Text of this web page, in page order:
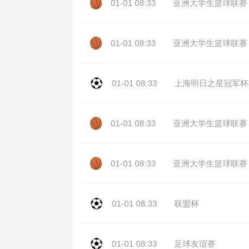
01-01 08:33 亚洲大学生篮球联赛
01-01 08:33 亚洲大学生篮球联赛
01-01 08:33 上海明日之星冠军杯
01-01 08:33 亚洲大学生篮球联赛
01-01 08:33 亚洲大学生篮球联赛
01-01 08:33 联盟杯
01-01 08:33 足球友谊赛